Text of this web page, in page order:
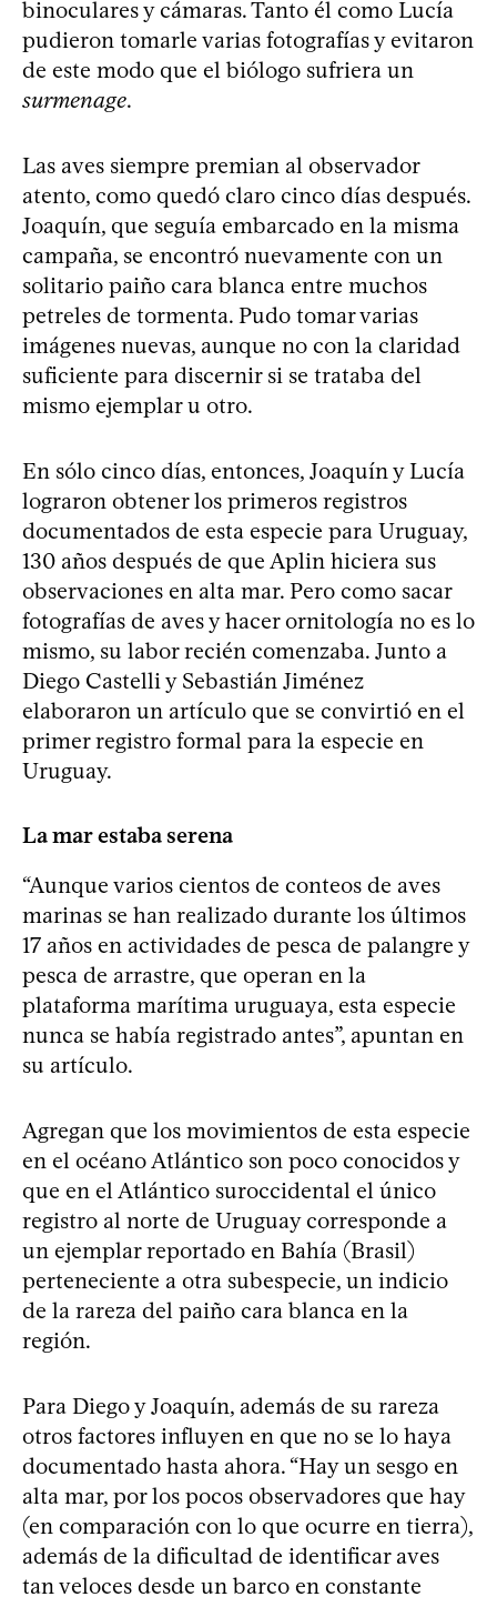
binoculares y cámaras. Tanto él como Lucía
pudieron tomarle varias fotografías y evitaron
de este modo que el biólogo sufriera un
surmenage.
Las aves siempre premian al observador
atento, como quedó claro cinco días después.
Joaquín, que seguía embarcado en la misma
campaña, se encontró nuevamente con un
solitario paiño cara blanca entre muchos
petreles de tormenta. Pudo tomar varias
imágenes nuevas, aunque no con la claridad
suficiente para discernir si se trataba del
mismo ejemplar u otro.
En sólo cinco días, entonces, Joaquín y Lucía
lograron obtener los primeros registros
documentados de esta especie para Uruguay,
130 años después de que Aplin hiciera sus
observaciones en alta mar. Pero como sacar
fotografías de aves y hacer ornitología no es lo
mismo, su labor recién comenzaba. Junto a
Diego Castelli y Sebastián Jiménez
elaboraron un artículo que se convirtió en el
primer registro formal para la especie en
Uruguay.
La mar estaba serena
“Aunque varios cientos de conteos de aves
marinas se han realizado durante los últimos
17 años en actividades de pesca de palangre y
pesca de arrastre, que operan en la
plataforma marítima uruguaya, esta especie
nunca se había registrado antes”, apuntan en
su artículo.
Agregan que los movimientos de esta especie
en el océano Atlántico son poco conocidos y
que en el Atlántico suroccidental el único
registro al norte de Uruguay corresponde a
un ejemplar reportado en Bahía (Brasil)
perteneciente a otra subespecie, un indicio
de la rareza del paiño cara blanca en la
región.
Para Diego y Joaquín, además de su rareza
otros factores influyen en que no se lo haya
documentado hasta ahora. “Hay un sesgo en
alta mar, por los pocos observadores que hay
(en comparación con lo que ocurre en tierra),
además de la dificultad de identificar aves
tan veloces desde un barco en constante